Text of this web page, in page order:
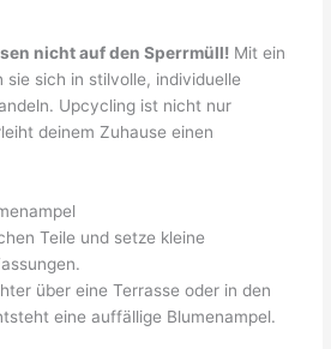
nicht auf den Sperrmüll! Mit ein
sich in stilvolle, individuelle
Upcycling ist nicht nur
deinem Zuhause einen
Teile und setze kleine
über eine Terrasse oder in den
eine auffällige Blumenampel.